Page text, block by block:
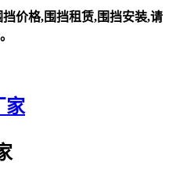
价格,围挡租赁,围挡安装,请